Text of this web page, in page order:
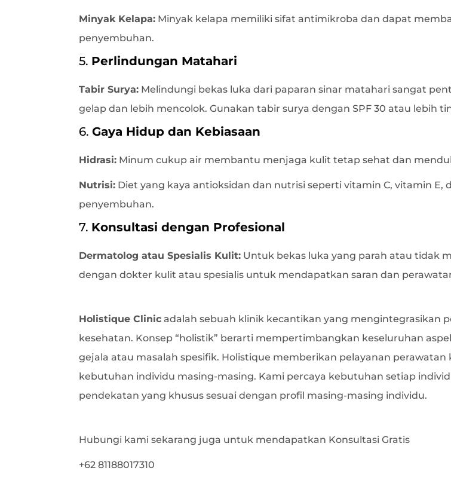
Minyak Kelapa: Minyak kelapa memiliki sifat antimikroba dan dapat
penyembuhan.
5. Perlindungan Matahari
Tabir Surya: Melindungi bekas luka dari paparan sinar matahari sangat
gelap dan lebih mencolok. Gunakan tabir surya dengan SPF 30 atau lebih
6. Gaya Hidup dan Kebiasaan
Hidrasi: Minum cukup air membantu menjaga kulit tetap sehat dan
Nutrisi: Diet yang kaya antioksidan dan nutrisi seperti vitamin C, vitamin
penyembuhan.
7. Konsultasi dengan Profesional
Dermatolog atau Spesialis Kulit: Untuk bekas luka yang parah atau tidak
dengan dokter kulit atau spesialis untuk mendapatkan saran dan
Holistique Clinic adalah sebuah klinik kecantikan yang mengintegrasikan
kesehatan. Konsep “holistik” berarti mempertimbangkan keseluruhan
gejala atau masalah spesifik. Holistique memberikan pelayanan
kebutuhan individu masing-masing. Kami percaya kebutuhan setiap
pendekatan yang khusus sesuai dengan profil masing-masing individu.
Hubungi kami sekarang juga untuk mendapatkan Konsultasi Gratis
+62 81188017310